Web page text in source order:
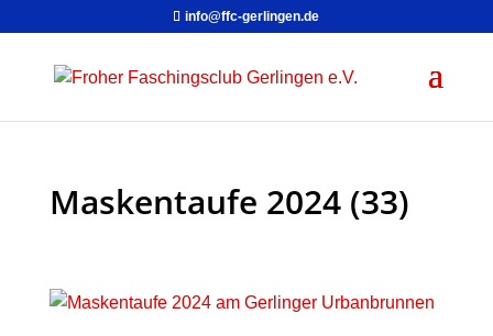
info@ffc-gerlingen.de
Maskentaufe 2024 (33)